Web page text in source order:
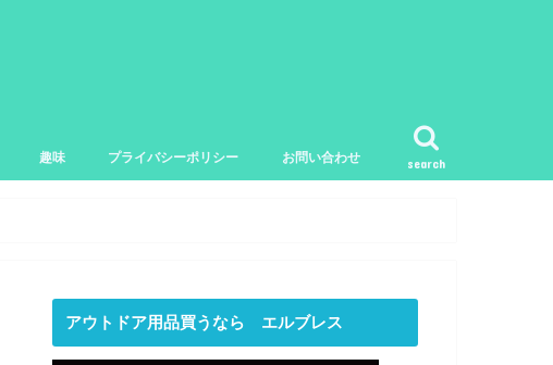
search
趣味 プライバシーポリシー お問い合わせ
アウトドア用品買うなら エルブレス